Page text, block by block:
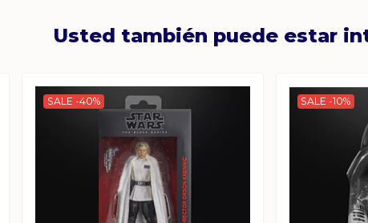
Usted también puede estar
SALE -40% SALE -10%